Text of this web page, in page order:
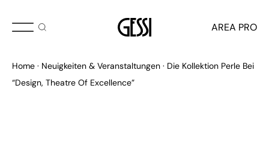
AREA PRO
Home Neuigkeiten & Veranstaltungen
Die Kollektion Perle Bei
“Design, Theatre Of Excellence”
MAI 2026
“Design, Theatre of